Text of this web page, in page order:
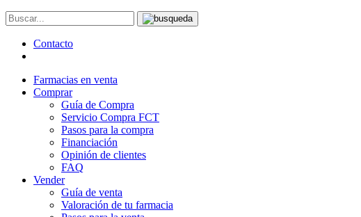
Contacto
Farmacias en venta
Comprar
Guía de Compra
Servicio Compra FCT
Pasos para la compra
Financiación
Opinión de clientes
FAQ
Vender
Guía de venta
Valoración de tu farmacia